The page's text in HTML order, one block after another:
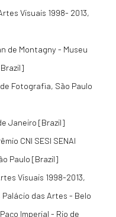
Visuais 1998- 2013,
de Montagny - Museu
de Fotografia, São Paulo
Janeiro [Brazil]
CNI SESI SENAI
Paulo [Brazil]
Visuais 1998-2013,
das Artes - Belo
Imperial - Rio de